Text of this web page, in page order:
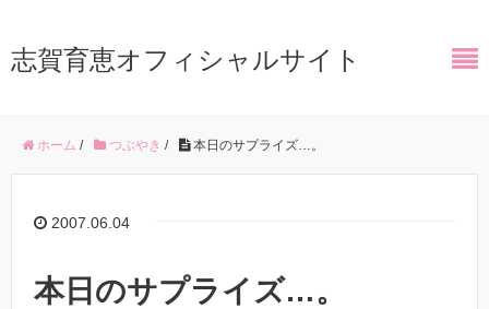
志賀育恵オフィシャルサイト
ホーム / つぶやき / 本日のサプライズ…。
2007.06.04
本日のサプライズ…。